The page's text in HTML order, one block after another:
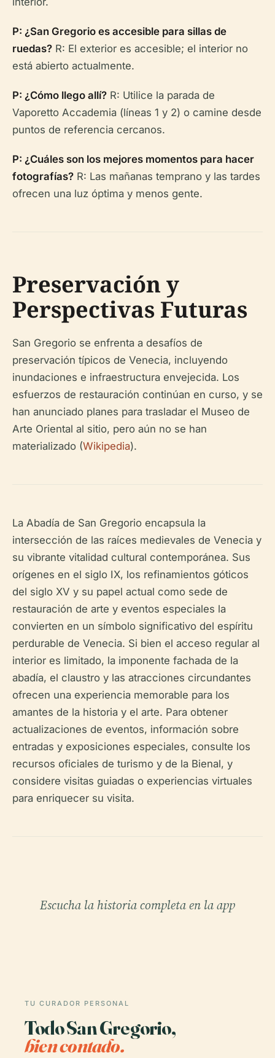
P: ¿San Gregorio es accesible para sillas de
ruedas? R: El exterior es accesible; el interior no
está abierto actualmente.
P: ¿Cómo llego allí? R: Utilice la parada de
Vaporetto Accademia (líneas 1 y 2) o camine desde
puntos de referencia cercanos.
P: ¿Cuáles son los mejores momentos para hacer
fotografías? R: Las mañanas temprano y las tardes
ofrecen una luz óptima y menos gente.
Preservación y
Perspectivas Futuras
San Gregorio se enfrenta a desafíos de
preservación típicos de Venecia, incluyendo
inundaciones e infraestructura envejecida. Los
esfuerzos de restauración continúan en curso, y se
han anunciado planes para trasladar el Museo de
Arte Oriental al sitio, pero aún no se han
materializado (Wikipedia).
La Abadía de San Gregorio encapsula la
intersección de las raíces medievales de Venecia y
su vibrante vitalidad cultural contemporánea. Sus
orígenes en el siglo IX, los refinamientos góticos
del siglo XV y su papel actual como sede de
restauración de arte y eventos especiales la
convierten en un símbolo significativo del espíritu
perdurable de Venecia. Si bien el acceso regular al
interior es limitado, la imponente fachada de la
abadía, el claustro y las atracciones circundantes
ofrecen una experiencia memorable para los
amantes de la historia y el arte. Para obtener
actualizaciones de eventos, información sobre
entradas y exposiciones especiales, consulte los
recursos oficiales de turismo y de la Bienal, y
considere visitas guiadas o experiencias virtuales
para enriquecer su visita.
Escucha la historia completa en la app
TU CURADOR PERSONAL
Todo San Gregorio,
bien contado.